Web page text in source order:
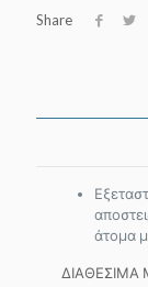
Share
άτομα
ΔΙΑΘΕΣΙΜΑ